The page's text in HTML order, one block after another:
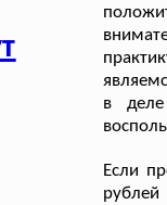
в
Если